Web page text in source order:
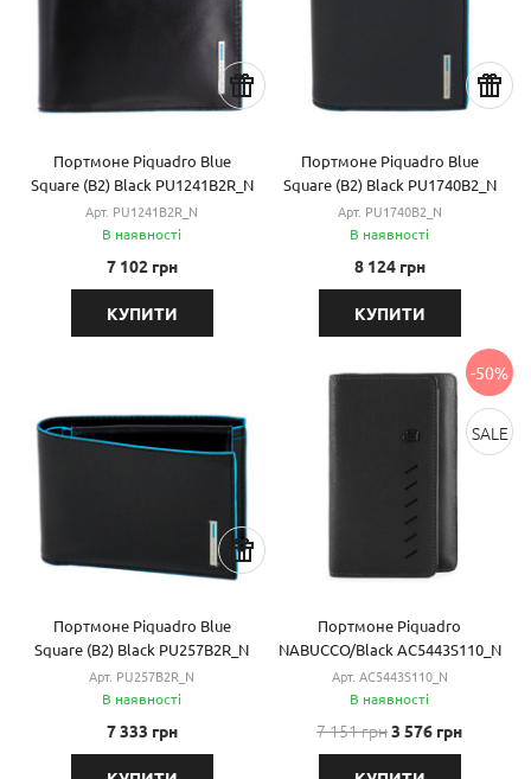
Портмоне Piquadro Blue
Square (B2) Black PU1241B2R_N
Арт. PU1241B2R_N
В наявності
7 102 грн
КУПИТИ
Портмоне Piquadro Blue
Square (B2) Black PU1740B2_N
Арт. PU1740B2_N
В наявності
8 124 грн
КУПИТИ
Портмоне Piquadro Blue
Square (B2) Black PU257B2R_N
Арт. PU257B2R_N
В наявності
7 333 грн
-50%
SALE
Портмоне Piquadro
NABUCCO/Black AC5443S110_N
Арт. AC5443S110_N
В наявності
7 151 грн3 576 грн